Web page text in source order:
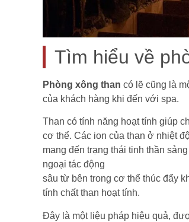
Tìm hiểu về
Phòng xông than có lẽ cũng là
của khách hàng khi đến với spa.
Than có tính năng hoạt tính giúp
cơ thể. Các ion của than ở nhiệt
mang đến trạng thái tinh thần
ngoại tác động
sâu từ bên trong cơ thể thúc đẩy
tính chất than hoạt tính.
Đây là một liệu pháp hiệu quả,